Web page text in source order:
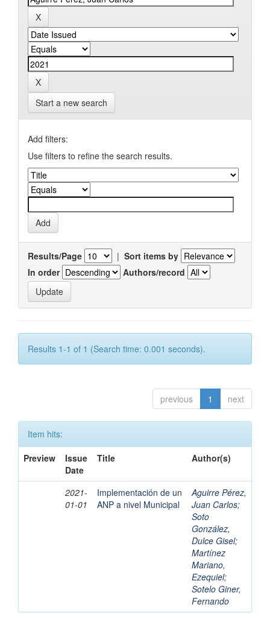
Start a new search
Add filters:
Use filters to refine the search results.
Results/Page | Sort items by
In order
Authors/record
Results 1-1 of 1 (Search time: 0.001 seconds).
previous 1 next
Item hits:
Preview
Issue
Date
Title Author(s)
2021-
01-01
Implementación de un
ANP a nivel Municipal
Aguirre Pérez,
Juan Carlos;
Soto
González,
Dulce Gisel;
Martínez
Mariano,
Ezequiel;
Sotelo Giner,
Fernando